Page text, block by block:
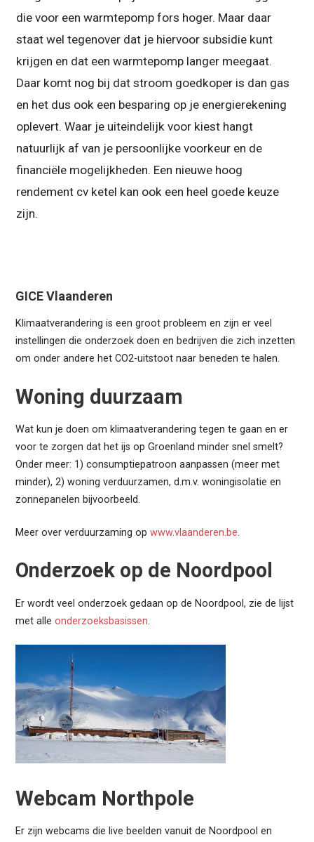
die voor een warmtepomp fors hoger. Maar daar
staat wel tegenover dat je hiervoor subsidie kunt
krijgen en dat een warmtepomp langer meegaat.
Daar komt nog bij dat stroom goedkoper is dan gas
en het dus ook een besparing op je energierekening
oplevert. Waar je uiteindelijk voor kiest hangt
natuurlijk af van je persoonlijke voorkeur en de
financiële mogelijkheden. Een nieuwe hoog
rendement cv ketel kan ook een heel goede keuze
zijn.
GICE Vlaanderen
Klimaatverandering is een groot probleem en zijn er veel
instellingen die onderzoek doen en bedrijven die zich inzetten
om onder andere het CO2-uitstoot naar beneden te halen.
Woning duurzaam
Wat kun je doen om klimaatverandering tegen te gaan en er
voor te zorgen dat het ijs op Groenland minder snel smelt?
Onder meer: 1) consumptiepatroon aanpassen (meer met
minder), 2) woning verduurzamen, d.m.v. woningisolatie en
zonnepanelen bijvoorbeeld.
Meer over verduurzaming opwww.vlaanderen.be.
Onderzoek op de Noordpool
Er wordt veel onderzoek gedaan op de Noordpool, zie de lijst
met alleonderzoeksbasissen.
Webcam Northpole
Er zijn webcams die live beelden vanuit de Noordpool en